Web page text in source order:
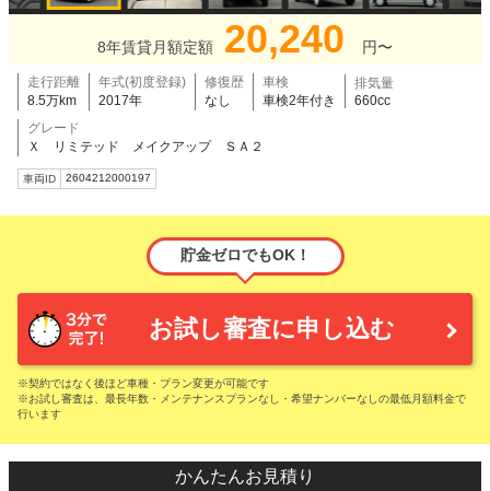
8年賃貸月額定額 20,240 円〜
走行距離
8.5万km
年式(初度登録)
2017年
修復歴
なし
車検
車検2年付き
排気量
660cc
グレード
Ｘ リミテッド メイクアップ ＳＡ２
車両ID 2604212000197
貯金ゼロでもOK！
お試し審査に申し込む
※契約ではなく後ほど車種・プラン変更が可能です
※お試し審査は、最長年数・メンテナンスプランなし・希望ナンバーなしの最低月額料金で
行います
かんたんお見積り